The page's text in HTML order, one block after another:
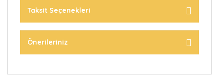
Taksit Seçenekleri
Önerileriniz